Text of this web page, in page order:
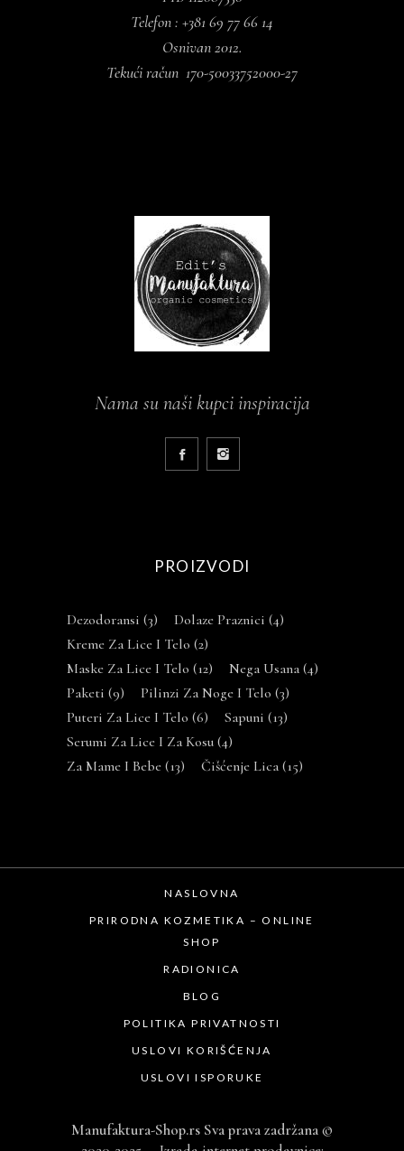
Telefon : +381 69 77 66 14
Osnivan 2012.
Tekući račun 170-50033752000-27
Nama su naši kupci inspiracija
PROIZVODI
Dezodoransi (3) Dolaze Praznici (4)
Kreme Za Lice I Telo (2)
Maske Za Lice I Telo (12) Nega Usana (4)
Paketi (9) Pilinzi Za Noge I Telo (3)
Puteri Za Lice I Telo (6) Sapuni (13)
Serumi Za Lice I Za Kosu (4)
Za Mame I Bebe (13) Čišćenje Lica (15)
NASLOVNA
PRIRODNA KOZMETIKA – ONLINE
SHOP
RADIONICA
BLOG
POLITIKA PRIVATNOSTI
USLOVI KORIŠĆENJA
USLOVI ISPORUKE
Manufaktura-Shop.rs Sva prava zadržana©